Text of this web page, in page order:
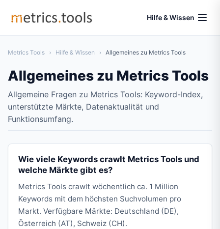
Hilfe & Wissen
Metrics Tools › Hilfe & Wissen › Allgemeines zu Metrics Tools
Allgemeines zu Metrics Tools
Allgemeine Fragen zu Metrics Tools: Keyword-Index,
unterstützte Märkte, Datenaktualität und
Funktionsumfang.
Wie viele Keywords crawlt Metrics Tools und
welche Märkte gibt es?
Metrics Tools crawlt wöchentlich ca. 1 Million
Keywords mit dem höchsten Suchvolumen pro
Markt. Verfügbare Märkte: Deutschland (DE),
Österreich (AT), Schweiz (CH).